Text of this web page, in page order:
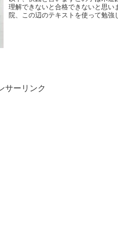
理解できないと合格できないと思い
院、この辺のテキストを使って勉強
サーリンク